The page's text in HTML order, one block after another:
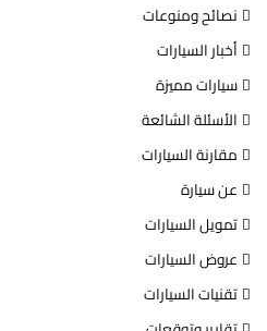
نصائح ومنوعات
أخبار السيارات
سيارات مميزة
الأسئلة الشائعة
مقارنة السيارات
عن سيارة
تمويل السيارات
عروض السيارات
تقنيات السيارات